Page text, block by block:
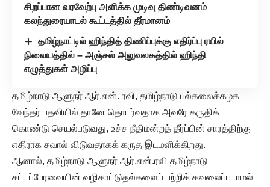
சிறப்பான வரவேற்பு அளிக்க முடிவு திண்டிவனம்
கலந்துரையாடல் கூட்டத்தில் தீர்மானம்
தமிழ்நாட்டில் ஹிந்தித் திணிப்புக்கு எதிர்ப்பு ரயில்
நிலையத்தில் – அஞ்சல் அலுவலகத்தில் ஹிந்தி
எழுத்துகள் அழிப்பு
தமிழ்நாடு ஆளுநர் ஆர்.என். ரவி, தமிழ்நாடு பல்கலைக்கழக
வேந்தர் பதவியில் தானே தொடர்வதாக அவரே கருதிக்
கொண்டு செயல்படுவது, உச்ச நீதிமன்றத் தீர்ப்பின் சாரத்திற்கு
எதிராக சவால் விடுவதாகக் கருத இடமளிக்கிறது.
ஆனால், தமிழ்நாடு ஆளுநர் ஆர்.என்.ரவி தமிழ்நாடு
சட்டப்பேரவையின் வழிகாட்டுதல்களைப் பற்றிக் கவலைப்படாமல்